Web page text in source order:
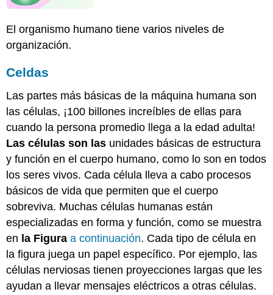
El organismo humano tiene varios niveles de
organización.
Celdas
Las partes más básicas de la máquina humana son
las células, ¡100 billones increíbles de ellas para
cuando la persona promedio llega a la edad adulta!
Las células son las unidades básicas de estructura
y función en el cuerpo humano, como lo son en todos
los seres vivos. Cada célula lleva a cabo procesos
básicos de vida que permiten que el cuerpo
sobreviva. Muchas células humanas están
especializadas en forma y función, como se muestra
en la Figura a continuación. Cada tipo de célula en
la figura juega un papel específico. Por ejemplo, las
células nerviosas tienen proyecciones largas que les
ayudan a llevar mensajes eléctricos a otras células.